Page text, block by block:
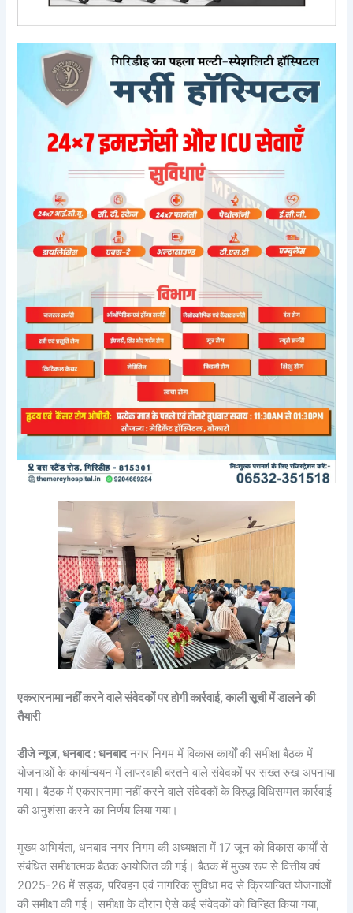
एकरारनामा नहीं करने वाले संवेदकों पर होगी कार्रवाई, काली सूची में डालने की
तैयारी
डीजे न्यूज, धनबाद : धनबादनगर निगम में विकास कार्यों की समीक्षा बैठक में
योजनाओं के कार्यान्वयन में लापरवाही बरतने वाले संवेदकों पर सख्त रुख अपनाया
गया। बैठक में एकरारनामा नहीं करने वाले संवेदकों के विरुद्ध विधिसम्मत कार्रवाई
की अनुशंसा करने का निर्णय लिया गया।
मुख्य अभियंता, धनबाद नगर निगम की अध्यक्षता में 17 जून को विकास कार्यों से
संबंधित समीक्षात्मक बैठक आयोजित की गई। बैठक में मुख्य रूप से वित्तीय वर्ष
2025-26 में सड़क, परिवहन एवं नागरिक सुविधा मद से क्रियान्वित योजनाओं
की समीक्षा की गई। समीक्षा के दौरान ऐसे कई संवेदकों को चिन्हित किया गया,